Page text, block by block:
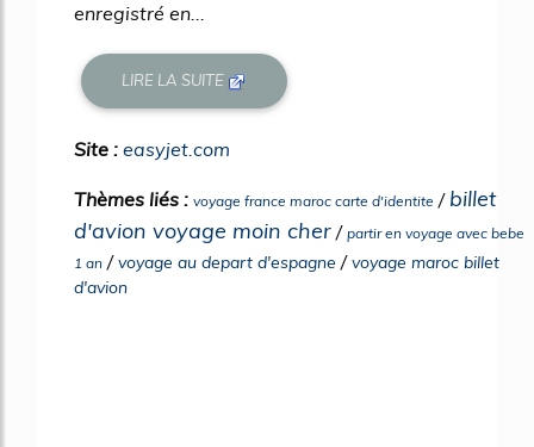
enregistré en...
LIRE LA SUITE
Site : easyjet.com
Thèmes liés : voyage france maroc carte d'identite / billet
d'avion voyage moin cher / partir en voyage avec bebe
1 an /voyage au depart d'espagne /voyage maroc billet
d'avion